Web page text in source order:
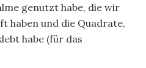
genutzt habe, die wir
haben und die Quadrate,
habe (für das